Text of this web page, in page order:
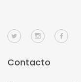
Contacto